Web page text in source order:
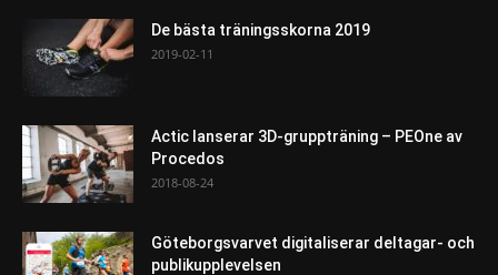
De bästa träningsskorna 2019
2019-02-11
Actic lanserar 3D-gruppträning – PEOne av
Procedos
2018-08-24
Göteborgsvarvet digitaliserar deltagar- och
publikupplevelsen